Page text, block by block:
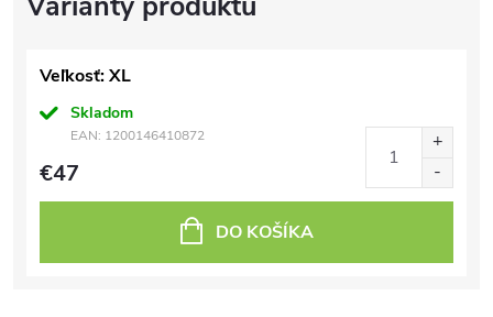
Veľkosť: XL
Skladom
EAN: 1200146410872
€47
DO KOŠÍKA